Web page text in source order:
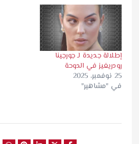
إطلالة جديدة لـ جورجينا
رودريغيز في الدوحة
25 نوفمبر، 2025
في "مشاهير"